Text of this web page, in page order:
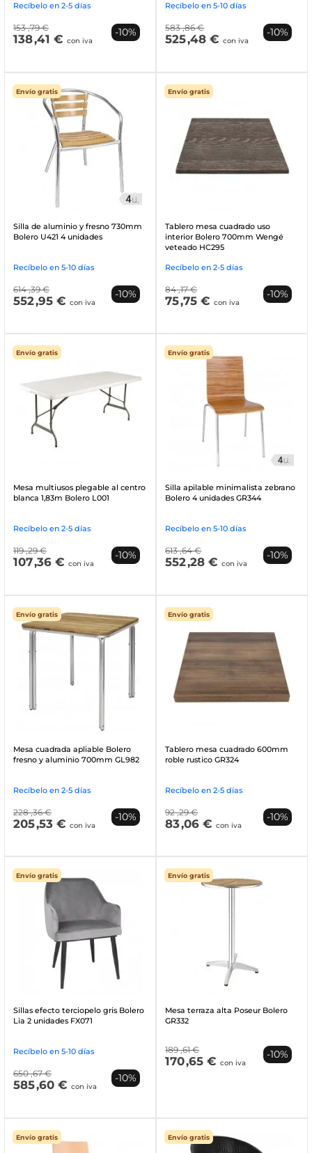
Recíbelo en 2-5 días
153 ,79 €
138,41 € con iva
-10%
Recíbelo en 5-10 días
583 ,86 €
525,48 € con iva
-10%
Envío gratis
Silla de aluminio y fresno 730mm
Bolero U421 4 unidades
Recíbelo en 5-10 días
614 ,39 €
552,95 € con iva
-10%
Envío gratis
Tablero mesa cuadrado uso
interior Bolero 700mm Wengé
veteado HC295
Recíbelo en 2-5 días
84 ,17 €
75,75 € con iva
-10%
Envío gratis
Mesa multiusos plegable al centro
blanca 1,83m Bolero L001
Recíbelo en 2-5 días
119 ,29 €
107,36 € con iva
-10%
Envío gratis
Silla apilable minimalista zebrano
Bolero 4 unidades GR344
Recíbelo en 5-10 días
613 ,64 €
552,28 € con iva
-10%
Envío gratis
Mesa cuadrada apliable Bolero
fresno y aluminio 700mm GL982
Recíbelo en 2-5 días
228 ,36 €
205,53 € con iva
-10%
Envío gratis
Tablero mesa cuadrado 600mm
roble rustico GR324
Recíbelo en 2-5 días
92 ,29 €
83,06 € con iva
-10%
Envío gratis
Sillas efecto terciopelo gris Bolero
Lia 2 unidades FX071
Recíbelo en 5-10 días
650 ,67 €
585,60 € con iva
-10%
Envío gratis
Mesa terraza alta Poseur Bolero
GR332
189 ,61 €
170,65 € con iva
-10%
Envío gratis Envío gratis